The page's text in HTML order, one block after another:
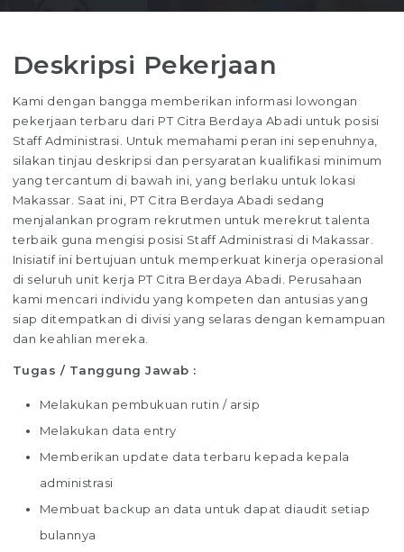
Deskripsi Pekerjaan
Kami dengan bangga memberikan informasi lowongan
pekerjaan terbaru dari PT Citra Berdaya Abadi untuk posisi
Staff Administrasi. Untuk memahami peran ini sepenuhnya,
silakan tinjau deskripsi dan persyaratan kualifikasi minimum
yang tercantum di bawah ini, yang berlaku untuk lokasi
Makassar. Saat ini, PT Citra Berdaya Abadi sedang
menjalankan program rekrutmen untuk merekrut talenta
terbaik guna mengisi posisi Staff Administrasi di Makassar.
Inisiatif ini bertujuan untuk memperkuat kinerja operasional
di seluruh unit kerja PT Citra Berdaya Abadi. Perusahaan
kami mencari individu yang kompeten dan antusias yang
siap ditempatkan di divisi yang selaras dengan kemampuan
dan keahlian mereka.
Tugas / Tanggung Jawab :
Melakukan pembukuan rutin / arsip
Melakukan data entry
Memberikan update data terbaru kepada kepala
administrasi
Membuat backup an data untuk dapat diaudit setiap
bulannya